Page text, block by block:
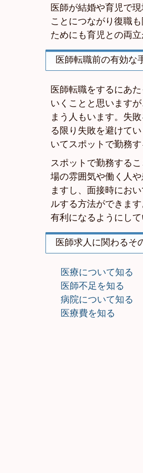
医師が結婚や育児で
ことにつながり復職
ためにも育児との両
医師転職前の有効な
医師転職をするにあ
いくことと思います
まう人もいます。失
る限り失敗を避けて
いてスポットで勤務
スポットで勤務する
場の雰囲気や働く人
ますし、面接時にお
ルする方法ができま
有利になるようにし
医師求人に関わるそ
医療について知る
医師不足を知る
病院について知る
医療費を知る